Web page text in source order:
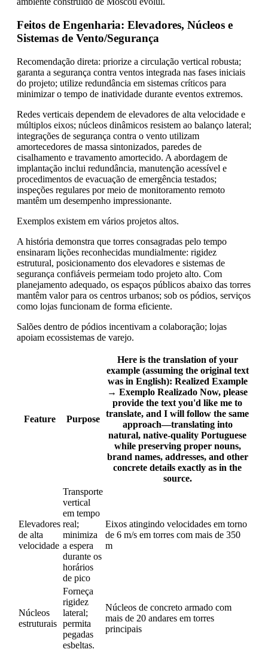
Feitos de Engenharia: Elevadores, Núcleos e
Sistemas de Vento/Segurança
Recomendação direta: priorize a circulação vertical robusta;
garanta a segurança contra ventos integrada nas fases iniciais
do projeto; utilize redundância em sistemas críticos para
minimizar o tempo de inatividade durante eventos extremos.
Redes verticais dependem de elevadores de alta velocidade e
múltiplos eixos; núcleos dinâmicos resistem ao balanço lateral;
integrações de segurança contra o vento utilizam
amortecedores de massa sintonizados, paredes de
cisalhamento e travamento amortecido. A abordagem de
implantação inclui redundância, manutenção acessível e
procedimentos de evacuação de emergência testados;
inspeções regulares por meio de monitoramento remoto
mantêm um desempenho impressionante.
Exemplos existem em vários projetos altos.
A história demonstra que torres consagradas pelo tempo
ensinaram lições reconhecidas mundialmente: rigidez
estrutural, posicionamento dos elevadores e sistemas de
segurança confiáveis permeiam todo projeto alto. Com
planejamento adequado, os espaços públicos abaixo das torres
mantêm valor para os centros urbanos; sob os pódios, serviços
como lojas funcionam de forma eficiente.
Salões dentro de pódios incentivam a colaboração; lojas
apoiam ecossistemas de varejo.
Feature Purpose
Here is the translation of your
example (assuming the original text
was in English): Realized Example
→ Exemplo Realizado Now, please
provide the text you'd like me to
translate, and I will follow the same
approach—translating into
natural, native-quality Portuguese
while preserving proper nouns,
brand names, addresses, and other
concrete details exactly as in the
source.
Elevadores
de alta
velocidade
Transporte
vertical
em tempo
real;
minimiza
a espera
durante os
horários
de pico
Eixos atingindo velocidades em torno
de 6 m/s em torres com mais de 350
m
Núcleos
estruturais
Forneça
rigidez
lateral;
permita
pegadas
esbeltas.
Núcleos de concreto armado com
mais de 20 andares em torres
principais